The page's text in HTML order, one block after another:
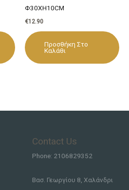
Φ30ΧΗ10CΜ
€12.90
Προσθήκη Στο
Καλάθι
Contact Us
Phone: 2106829352
Βασ. Γεωργίου 8, Χαλάνδρι